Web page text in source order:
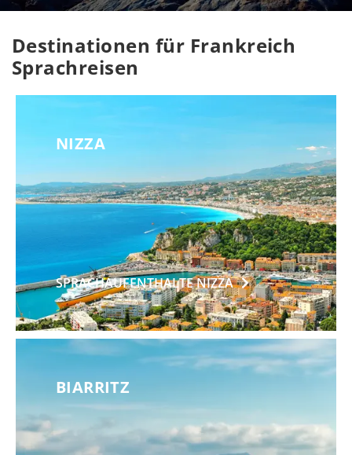
Destinationen für Frankreich
Sprachreisen
NIZZA
SPRACHAUFENTHALTENIZZA
BIARRITZ